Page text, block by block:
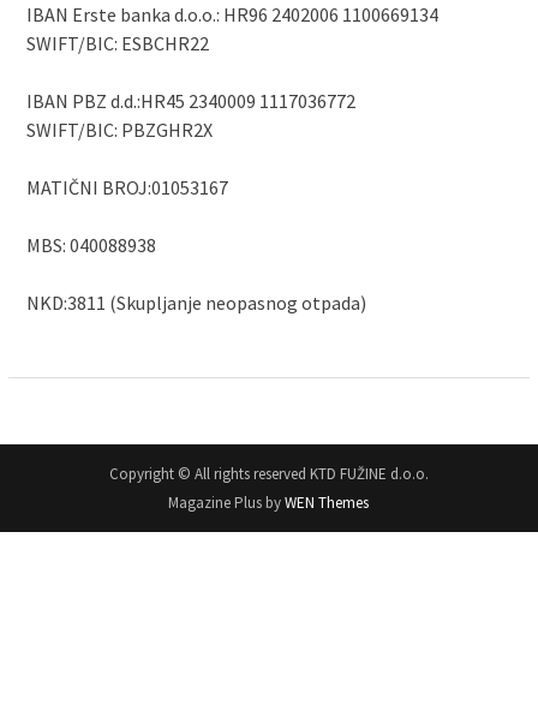
IBAN Erste banka d.o.o.: HR96 2402006 1100669134
SWIFT/BIC: ESBCHR22
IBAN PBZ d.d.:HR45 2340009 1117036772
SWIFT/BIC: PBZGHR2X
MATIČNI BROJ:01053167
MBS: 040088938
NKD:3811 (Skupljanje neopasnog otpada)
Copyright © All rights reserved KTD FUŽINE d.o.o.
Magazine Plus byWEN Themes